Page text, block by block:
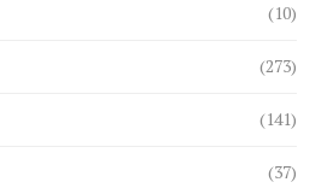
(10)
(273)
(141)
(37)